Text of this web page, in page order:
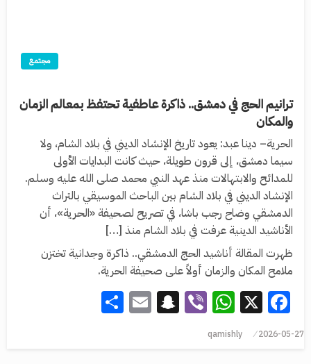
مجتمع
ترانيم الحج في دمشق.. ذاكرة عاطفية تحتفظ بمعالم الزمان
والمكان
الحرية– دينا عبد: يعود تاريخ الإنشاد الديني في بلاد الشام، ولا
سيما دمشق، إلى قرون طويلة، حيث كانت البدايات الأولى
للمدائح والابتهالات منذ عهد النبي محمد صلى الله عليه وسلم.
الإنشاد الديني في بلاد الشام بين الباحث الموسيقي بالتراث
الدمشقي وضاح رجب باشا، في تصريح لصحيفة «الحرية»، أن
الأناشيد الدينية عرفت في بلاد الشام منذ […]
ظهرت المقالة أناشيد الحج الدمشقي.. ذاكرة وجدانية تختزن
ملامح المكان والزمان أولاً على صحيفة الحرية.
Facebook
X
WhatsApp
Viber
Snapchat
Email
2026-05-27
qamishly